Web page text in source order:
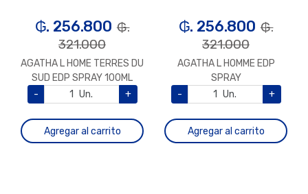
₲. 256.800 ₲.
321.000
AGATHA L HOME TERRES DU
SUD EDP SPRAY 100ML
-
Un. +
Agregar al carrito
₲. 256.800 ₲.
321.000
AGATHA L HOMME EDP
SPRAY
-
Un. +
Agregar al carrito